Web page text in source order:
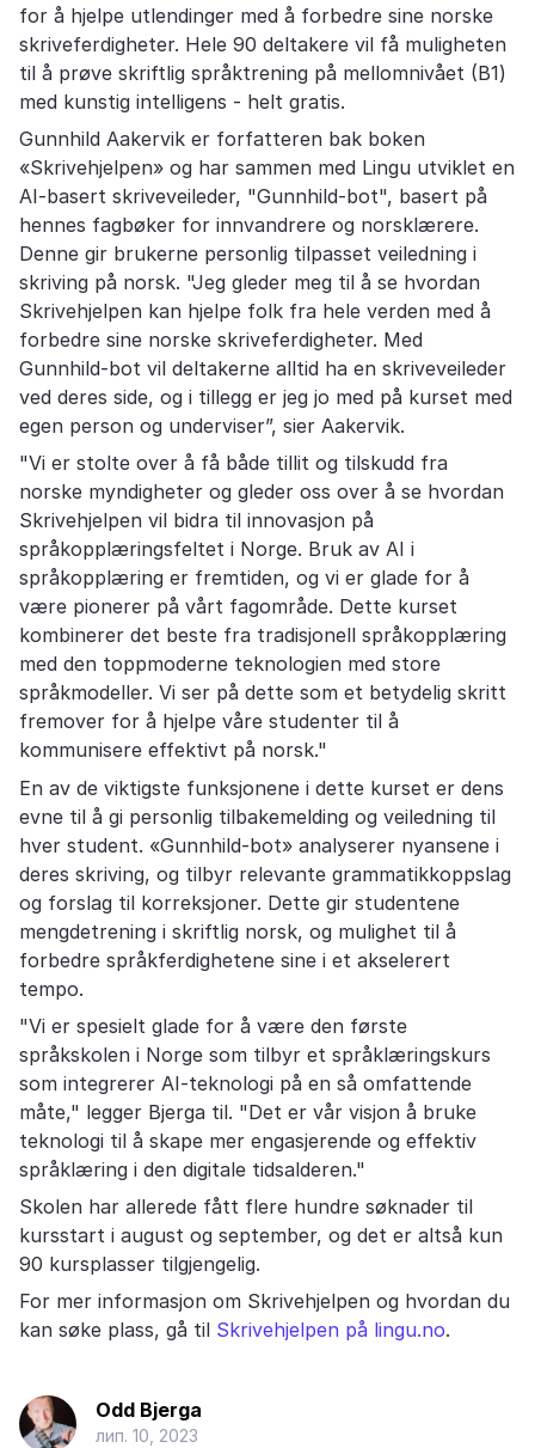
for å hjelpe utlendinger med å forbedre sine norske
skriveferdigheter. Hele 90 deltakere vil få muligheten
til å prøve skriftlig språktrening på mellomnivået (B1)
med kunstig intelligens - helt gratis.
Gunnhild Aakervik er forfatteren bak boken
«Skrivehjelpen» og har sammen med Lingu utviklet en
AI-basert skriveveileder, "Gunnhild-bot", basert på
hennes fagbøker for innvandrere og norsklærere.
Denne gir brukerne personlig tilpasset veiledning i
skriving på norsk. "Jeg gleder meg til å se hvordan
Skrivehjelpen kan hjelpe folk fra hele verden med å
forbedre sine norske skriveferdigheter. Med
Gunnhild-bot vil deltakerne alltid ha en skriveveileder
ved deres side, og i tillegg er jeg jo med på kurset med
egen person og underviser”, sier Aakervik.
"Vi er stolte over å få både tillit og tilskudd fra
norske myndigheter og gleder oss over å se hvordan
Skrivehjelpen vil bidra til innovasjon på
språkopplæringsfeltet i Norge. Bruk av AI i
språkopplæring er fremtiden, og vi er glade for å
være pionerer på vårt fagområde. Dette kurset
kombinerer det beste fra tradisjonell språkopplæring
med den toppmoderne teknologien med store
språkmodeller. Vi ser på dette som et betydelig skritt
fremover for å hjelpe våre studenter til å
kommunisere effektivt på norsk."
En av de viktigste funksjonene i dette kurset er dens
evne til å gi personlig tilbakemelding og veiledning til
hver student. «Gunnhild-bot» analyserer nyansene i
deres skriving, og tilbyr relevante grammatikkoppslag
og forslag til korreksjoner. Dette gir studentene
mengdetrening i skriftlig norsk, og mulighet til å
forbedre språkferdighetene sine i et akselerert
tempo.
"Vi er spesielt glade for å være den første
språkskolen i Norge som tilbyr et språklæringskurs
som integrerer AI-teknologi på en så omfattende
måte," legger Bjerga til. "Det er vår visjon å bruke
teknologi til å skape mer engasjerende og effektiv
språklæring i den digitale tidsalderen."
Skolen har allerede fått flere hundre søknader til
kursstart i august og september, og det er altså kun
90 kursplasser tilgjengelig.
For mer informasjon om Skrivehjelpen og hvordan du
kan søke plass, gå til Skrivehjelpen på lingu.no.
Odd Bjerga
лип. 10, 2023